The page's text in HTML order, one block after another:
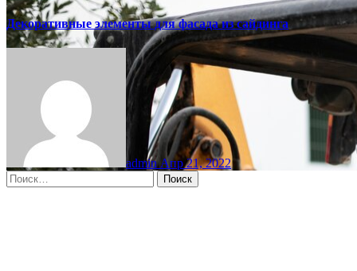
Декоративные элементы для фасада из сайдинга
adminАпр 21, 2022
Найти: